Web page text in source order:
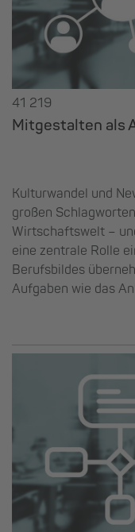
41 219
Mitgestalten als
Kulturwandel und
großen
Wirtschaftswelt –
eine zentrale Rolle
Berufsbildes
Aufgaben wie das